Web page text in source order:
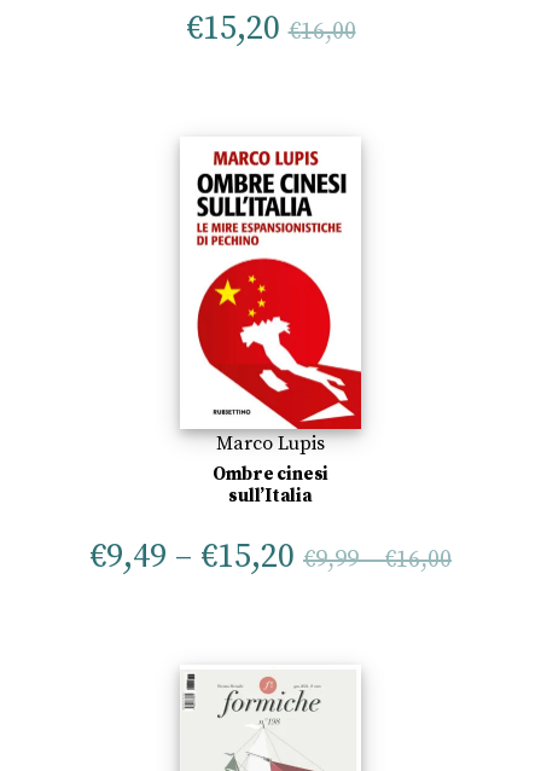
€15,20 €16,00
Marco Lupis
Ombre cinesi
sull’Italia
€9,49 – €15,20 €9,99–€16,00